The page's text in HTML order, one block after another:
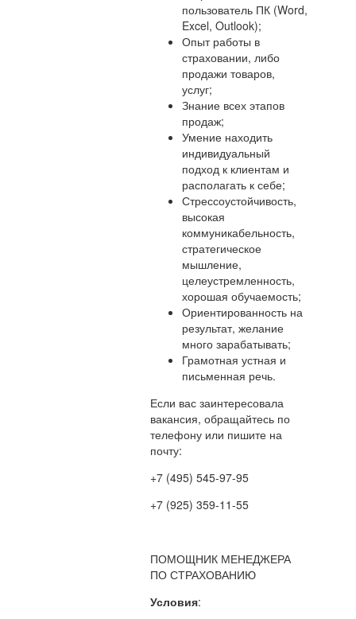
пользователь ПК (Word,
Excel, Outlook);
Опыт работы в
страховании, либо
продажи товаров,
услуг;
Знание всех этапов
продаж;
Умение находить
индивидуальный
подход к клиентам и
располагать к себе;
Стрессоустойчивость,
высокая
коммуникабельность,
стратегическое
мышление,
целеустремленность,
хорошая обучаемость;
Ориентированность на
результат, желание
много зарабатывать;
Грамотная устная и
письменная речь.
Если вас заинтересовала
вакансия, обращайтесь по
телефону или пишите на
почту:
+7 (495) 545-97-95
+7 (925) 359-11-55
ПОМОЩНИК МЕНЕДЖЕРА
ПО СТРАХОВАНИЮ
Условия: